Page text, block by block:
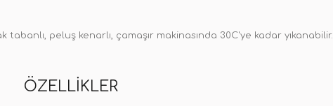
peluş kenarlı, çamaşır makinasında 30C'ye kadar yıkanabilir.
ÖZELLIKLER